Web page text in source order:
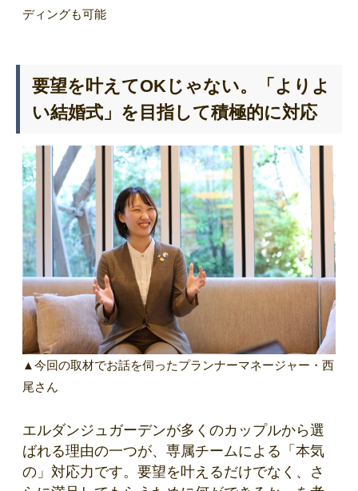
ディングも可能
要望を叶えてOKじゃない。「よりよ
い結婚式」を目指して積極的に対応
▲今回の取材でお話を伺ったプランナーマネージャー・西
尾さん
エルダンジュガーデンが多くのカップルから選
ばれる理由の一つが、専属チームによる「本気
の」対応力です。要望を叶えるだけでなく、さ